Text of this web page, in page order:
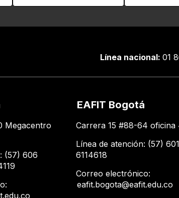
Línea nacional: 01
Megacentro
(57) 606
EAFIT Bogotá
Carrera 15 #88-64 oficina
Línea de atención: (57) 601
6114618
Correo electrónico:
eafit.bogota@eafit.edu.co